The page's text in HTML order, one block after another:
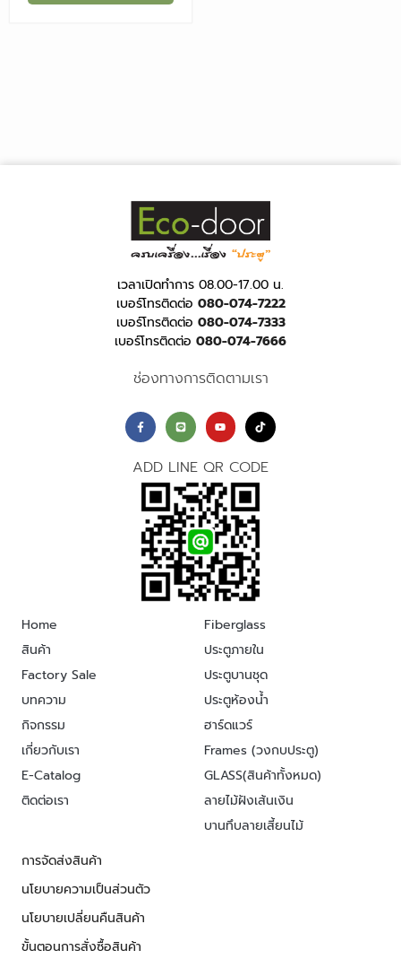
เวลาเปิดทำการ 08.00-17.00 น.
เบอร์โทรติดต่อ 080-074-7222
เบอร์โทรติดต่อ 080-074-7333
เบอร์โทรติดต่อ 080-074-7666
ช่องทางการติดตามเรา
ADD LINE QR CODE
Home
สินค้า
Factory Sale
บทความ
กิจกรรม
เกี่ยวกับเรา
E-Catalog
ติดต่อเรา
Fiberglass
ประตูภายใน
ประตูบานชุด
ประตูห้องน้ำ
ฮาร์ดแวร์
Frames (วงกบประตู)
GLASS(สินค้าทั้งหมด)
ลายไม้ฝังเส้นเงิน
บานทึบลายเสี้ยนไม้
การจัดส่งสินค้า
นโยบายความเป็นส่วนตัว
นโยบายเปลี่ยนคืนสินค้า
ขั้นตอนการสั่งซื้อสินค้า